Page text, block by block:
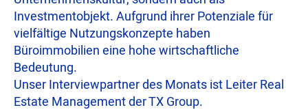
Investmentobjekt. Aufgrund ihrer Potenziale für
vielfältige Nutzungskonzepte haben
Büroimmobilien eine hohe wirtschaftliche
Bedeutung.
Unser Interviewpartner des Monats ist Leiter Real
Estate Management der TX Group.